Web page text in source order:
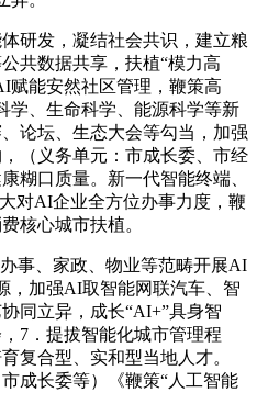
发，凝结社会共识，建立粮
共数据共享，扶植“模力高
赋能安然社区管理，鞭策高
学、生命科学、能源科学等新
论坛、生态大会等勾当，加强
（义务单元：市成长委、市经
糊口质量。新一代智能终端、
对AI企业全方位办事力度，鞭
核心城市扶植。
、家政、物业等范畴开展AI
，加强AI取智能网联汽车、智
同立异，成长“AI+”具身智
7．提拔智能化城市管理程
复合型、实和型当地人才。
成长委等）《鞭策“人工智能